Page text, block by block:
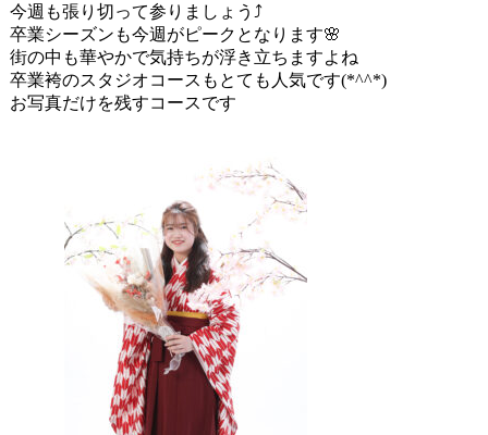
今週も張り切って参りましょう⤴
卒業シーズンも今週がピークとなります🌸
街の中も華やかで気持ちが浮き立ちますよね
卒業袴のスタジオコースもとても人気です(*^^*)
お写真だけを残すコースです